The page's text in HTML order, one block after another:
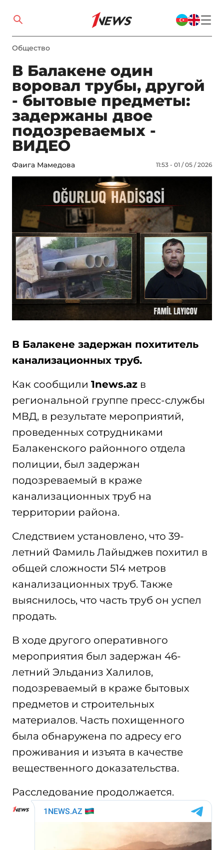
Общество
В Балакене один
воровал трубы, другой
- бытовые предметы:
задержаны двое
подозреваемых -
ВИДЕО
Фаига Мамедова 11:53 - 01 / 05 / 2026
В Балакене задержан похититель
канализационных труб.
Как сообщили 1news.az в
региональной группе пресс-службы
МВД, в результате мероприятий,
проведенных сотрудниками
Балакенского районного отдела
полиции, был задержан
подозреваемый в краже
канализационных труб на
территории района.
Следствием установлено, что 39-
летний Фамиль Лайыджев похитил в
общей сложности 514 метров
канализационных труб. Также
выяснилось, что часть труб он успел
продать.
В ходе другого оперативного
мероприятия был задержан 46-
летний Эльданиз Халилов,
подозреваемый в краже бытовых
предметов и строительных
материалов. Часть похищенного
была обнаружена по адресу его
проживания и изъята в качестве
вещественного доказательства.
Расследование продолжается.